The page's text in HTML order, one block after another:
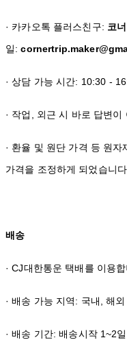
· 카카오톡 플러스친구: 코
일:
· 상담 가능 시간: 10:30 -
· 작업, 외근 시 바로 답변이
· 환율 및 원단 가격 등 원
가격을 조정하게 되었습니다.
배송
· CJ대한통운 택배를 이용합
· 배송 가능 지역: 국내, 해외
· 배송 기간: 배송시작 1~2